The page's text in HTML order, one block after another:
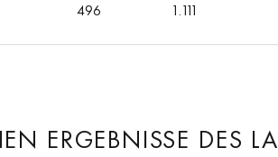
496 1.111
ERGEBNISSE DES LA